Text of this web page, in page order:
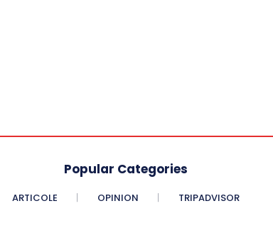
Popular Categories
ARTICOLE OPINION TRIPADVISOR